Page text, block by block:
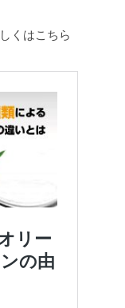
くはこちら